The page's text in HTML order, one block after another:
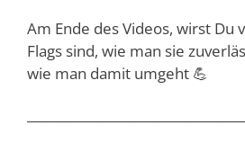
Am Ende des Videos, wirst Du
Flags sind, wie man sie
wie man damit umgeht 💪